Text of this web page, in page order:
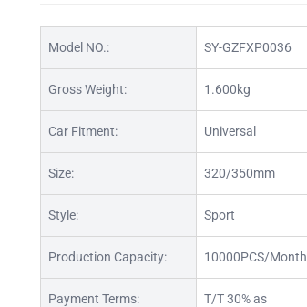
Model NO.: SY-GZFXP0036
Gross Weight: 1.600kg
Car Fitment: Universal
Size: 320/350mm
Style: Sport
Production Capacity: 10000PCS/Month
Payment Terms:
T/T 30% as